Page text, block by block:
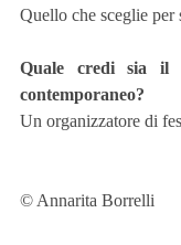
Quello che sceglie per
Quale credi sia il
contemporaneo?
Un organizzatore di
© Annarita Borrelli